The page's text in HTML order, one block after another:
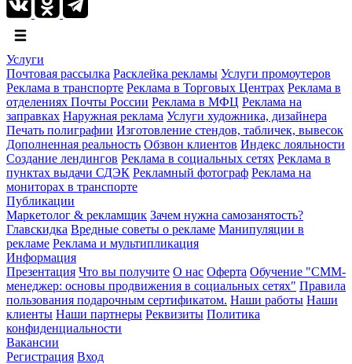
Услуги
Почтовая рассылка Расклейка рекламы Услуги промоутеров
Реклама в транспорте Реклама в Торговых Центрах Реклама в
отделениях Почты России Реклама в МФЦ Реклама на
заправках Наружная реклама Услуги художника, дизайнера
Печать полиграфии Изготовление стендов, табличек, вывесок
Дополненная реальность Обзвон клиентов Индекс лояльности
Создание лендингов Реклама в социальных сетях Реклама в
пунктах выдачи СДЭК Рекламный фотограф Реклама на
мониторах в транспорте
Публикации
Маркетолог & рекламщик Зачем нужна самозанятость?
Главскидка Вредные советы о рекламе Манипуляции в
рекламе Реклама и мультипликация
Информация
Презентация Что вы получите О нас Оферта Обучение "СМM-
менеджер: основы продвижения в социальных сетях" Правила
пользования подарочным сертификатом. Наши работы Наши
клиенты Наши партнеры Реквизиты Политика
конфиденциальности
Вакансии
Регистрация Вход